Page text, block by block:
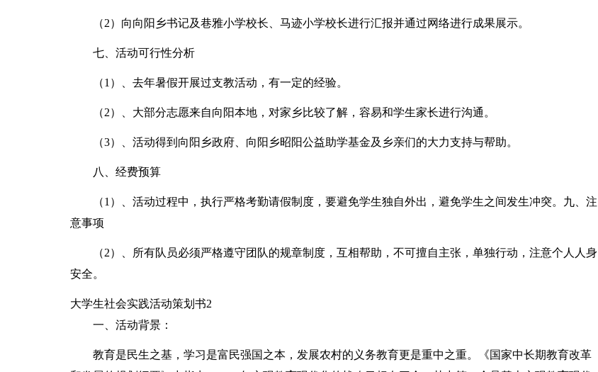
（2）向向阳乡书记及巷雅小学校长、马迹小学校长进行汇报并通过网络进行成果展示。
七、活动可行性分析
（1）、去年暑假开展过支教活动，有一定的经验。
（2）、大部分志愿来自向阳本地，对家乡比较了解，容易和学生家长进行沟通。
（3）、活动得到向阳乡政府、向阳乡昭阳公益助学基金及乡亲们的大力支持与帮助。
八、经费预算
（1）、活动过程中，执行严格考勤请假制度，要避免学生独自外出，避免学生之间发生冲突。九、注
意事项
（2）、所有队员必须严格遵守团队的规章制度，互相帮助，不可擅自主张，单独行动，注意个人人身
安全。
大学生社会实践活动策划书2
一、活动背景：
教育是民生之基，学习是富民强国之本，发展农村的义务教育更是重中之重。《国家中长期教育改革